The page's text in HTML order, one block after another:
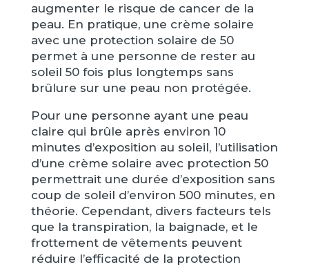
augmenter le risque de cancer de la
peau. En pratique, une crème solaire
avec une protection solaire de 50
permet à une personne de rester au
soleil 50 fois plus longtemps sans
brûlure sur une peau non protégée.
Pour une personne ayant une peau
claire qui brûle après environ 10
minutes d’exposition au soleil, l’utilisation
d’une crème solaire avec protection 50
permettrait une durée d’exposition sans
coup de soleil d’environ 500 minutes, en
théorie. Cependant, divers facteurs tels
que la transpiration, la baignade, et le
frottement de vêtements peuvent
réduire l’efficacité de la protection